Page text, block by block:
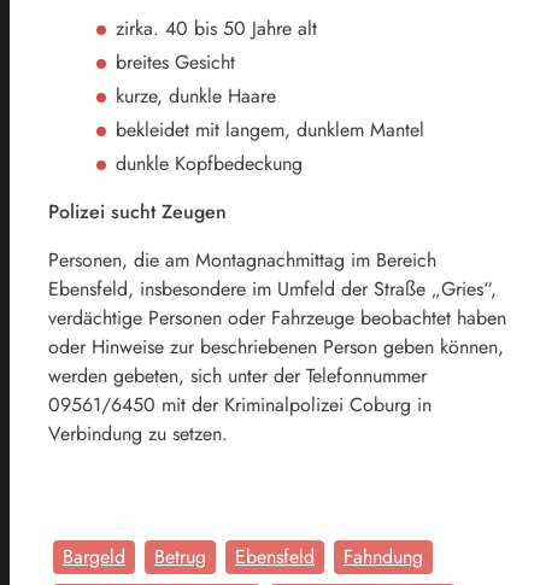
zirka. 40 bis 50 Jahre alt
breites Gesicht
kurze, dunkle Haare
bekleidet mit langem, dunklem Mantel
dunkle Kopfbedeckung
Polizei sucht Zeugen
Personen, die am Montagnachmittag im Bereich
Ebensfeld, insbesondere im Umfeld der Straße „Gries“,
verdächtige Personen oder Fahrzeuge beobachtet haben
oder Hinweise zur beschriebenen Person geben können,
werden gebeten, sich unter der Telefonnummer
09561/6450 mit der Kriminalpolizei Coburg in
Verbindung zu setzen.
Bargeld Betrug Ebensfeld
Fahndung